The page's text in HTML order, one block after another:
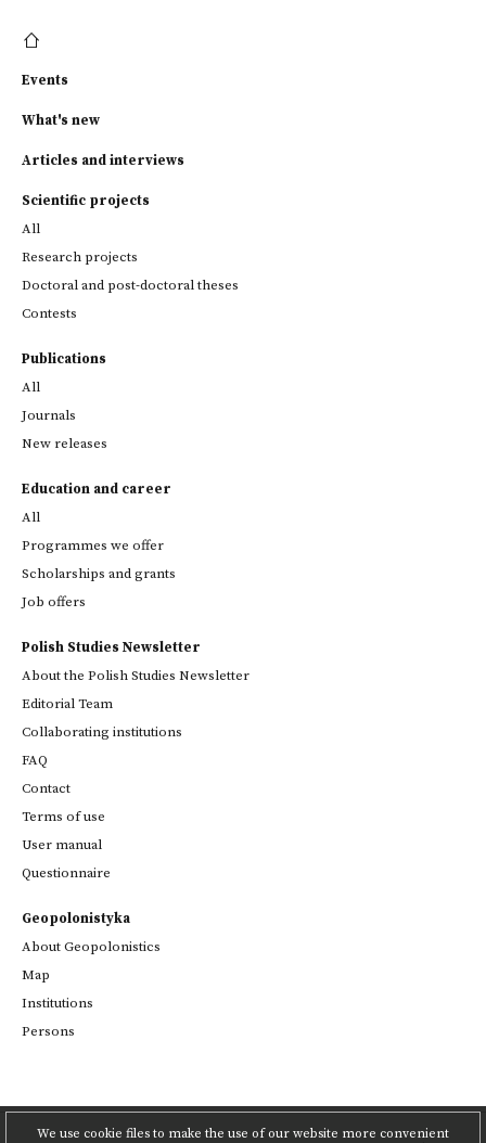
We use cookie files to make the use of our website more convenient
Events
What's new
Articles and interviews
Scientific projects
All
Research projects
Doctoral and post-doctoral theses
Contests
Publications
All
Journals
New releases
Education and career
All
Programmes we offer
Scholarships and grants
Job offers
Polish Studies Newsletter
About the Polish Studies Newsletter
Editorial Team
Collaborating institutions
FAQ
Contact
Terms of use
User manual
Questionnaire
Geopolonistyka
About Geopolonistics
Map
Institutions
Persons